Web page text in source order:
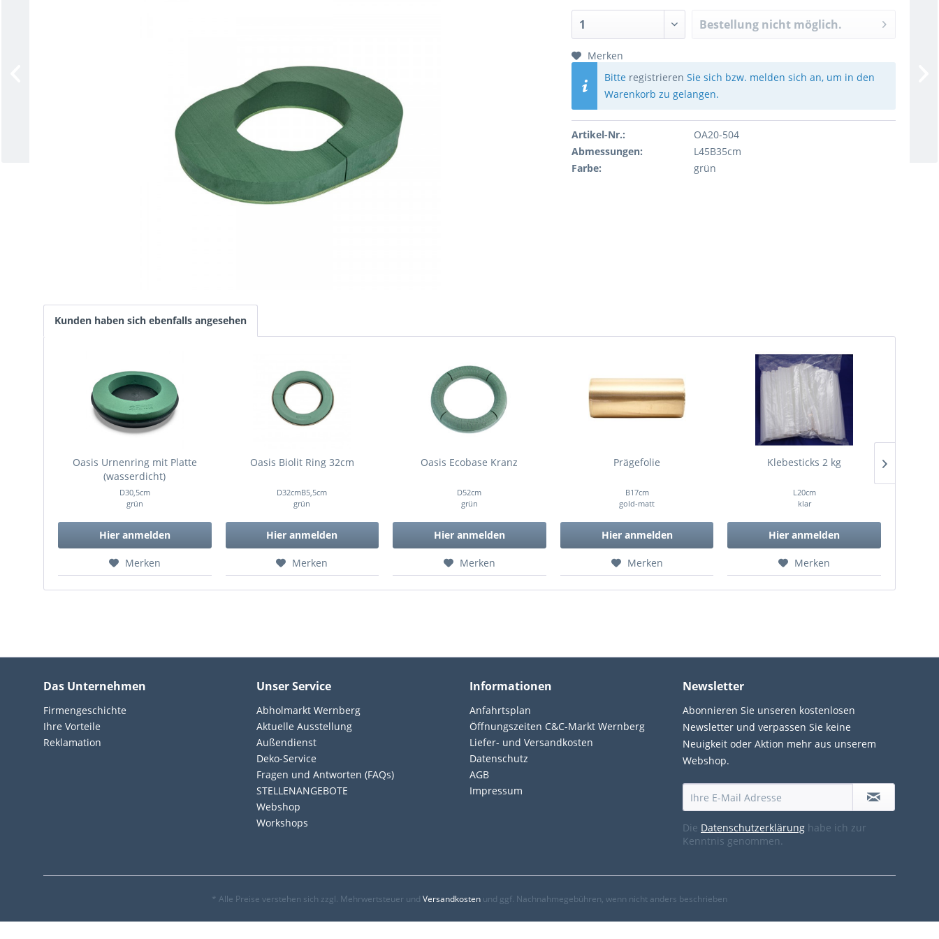
Bestellung nicht möglich.
Merken
Bitte registrieren Sie sich bzw. melden sich an, um in den
Warenkorb zu gelangen.
Artikel-Nr.:
OA20-504
Abmessungen:
L45B35cm
Farbe:
grün
Kunden haben sich ebenfalls angesehen
Oasis Urnenring mit Platte
(wasserdicht)
D30,5cm
grün
Hier anmelden
Merken
Oasis Biolit Ring 32cm
D32cmB5,5cm
grün
Hier anmelden
Merken
Oasis Ecobase Kranz
D52cm
grün
Hier anmelden
Merken
Prägefolie
B17cm
gold-matt
Hier anmelden
Merken
Klebesticks 2 kg
L20cm
klar
Hier anmelden
Merken
Das Unternehmen
Firmengeschichte
Ihre Vorteile
Reklamation
Unser Service
Abholmarkt Wernberg
Aktuelle Ausstellung
Außendienst
Deko-Service
Fragen und Antworten (FAQs)
STELLENANGEBOTE
Webshop
Workshops
Informationen
Anfahrtsplan
Öffnungszeiten C&C-Markt Wernberg
Liefer- und Versandkosten
Datenschutz
AGB
Impressum
Newsletter
Abonnieren Sie unseren kostenlosen
Newsletter und verpassen Sie keine
Neuigkeit oder Aktion mehr aus unserem
Webshop.
Die Datenschutzerklärung habe ich zur
Kenntnis genommen.
* Alle Preise verstehen sich zzgl. Mehrwertsteuer und Versandkosten und ggf. Nachnahmegebühren, wenn nicht anders beschrieben